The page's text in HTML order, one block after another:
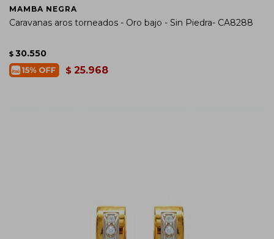
MAMBA NEGRA
Caravanas aros torneados - Oro bajo - Sin Piedra- CA8288
$ 30.550
$ 25.968